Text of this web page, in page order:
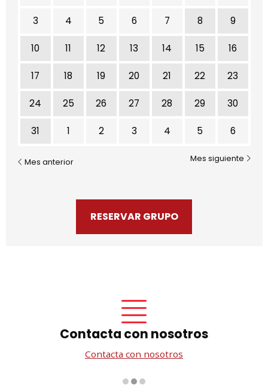
3 4 5 6 7 8 9
10 11 12 13 14 15 16
17 18 19 20 21 22 23
24 25 26 27 28 29 30
31 1 2 3 4 5 6
Mes anterior Mes siguiente
RESERVAR GRUPO
Contacta con nosotros
Contacta con nosotros